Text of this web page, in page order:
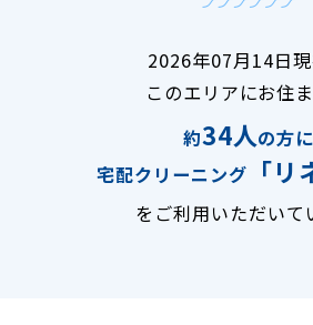
2026年07月14日現
このエリアにお住
約34人の方に
宅配クリーニング
「リ
をご利用いただいて